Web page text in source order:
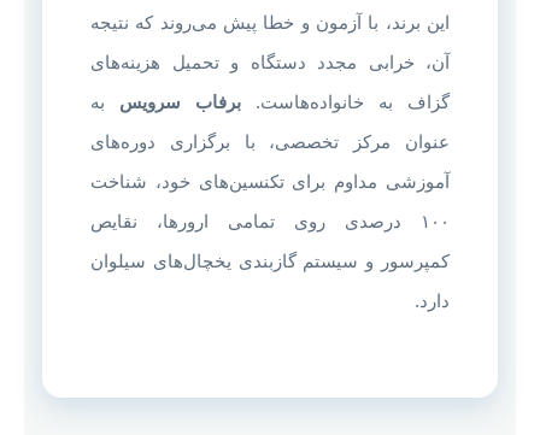
این برند، با آزمون و خطا پیش می‌روند که نتیجه
آن، خرابی مجدد دستگاه و تحمیل هزینه‌های
گزاف به خانواده‌هاست. برفاب سرویس به
عنوان مرکز تخصصی، با برگزاری دوره‌های
آموزشی مداوم برای تکنسین‌های خود، شناخت
۱۰۰ درصدی روی تمامی ارورها، نقایص
کمپرسور و سیستم گازبندی یخچال‌های سیلوان
دارد.